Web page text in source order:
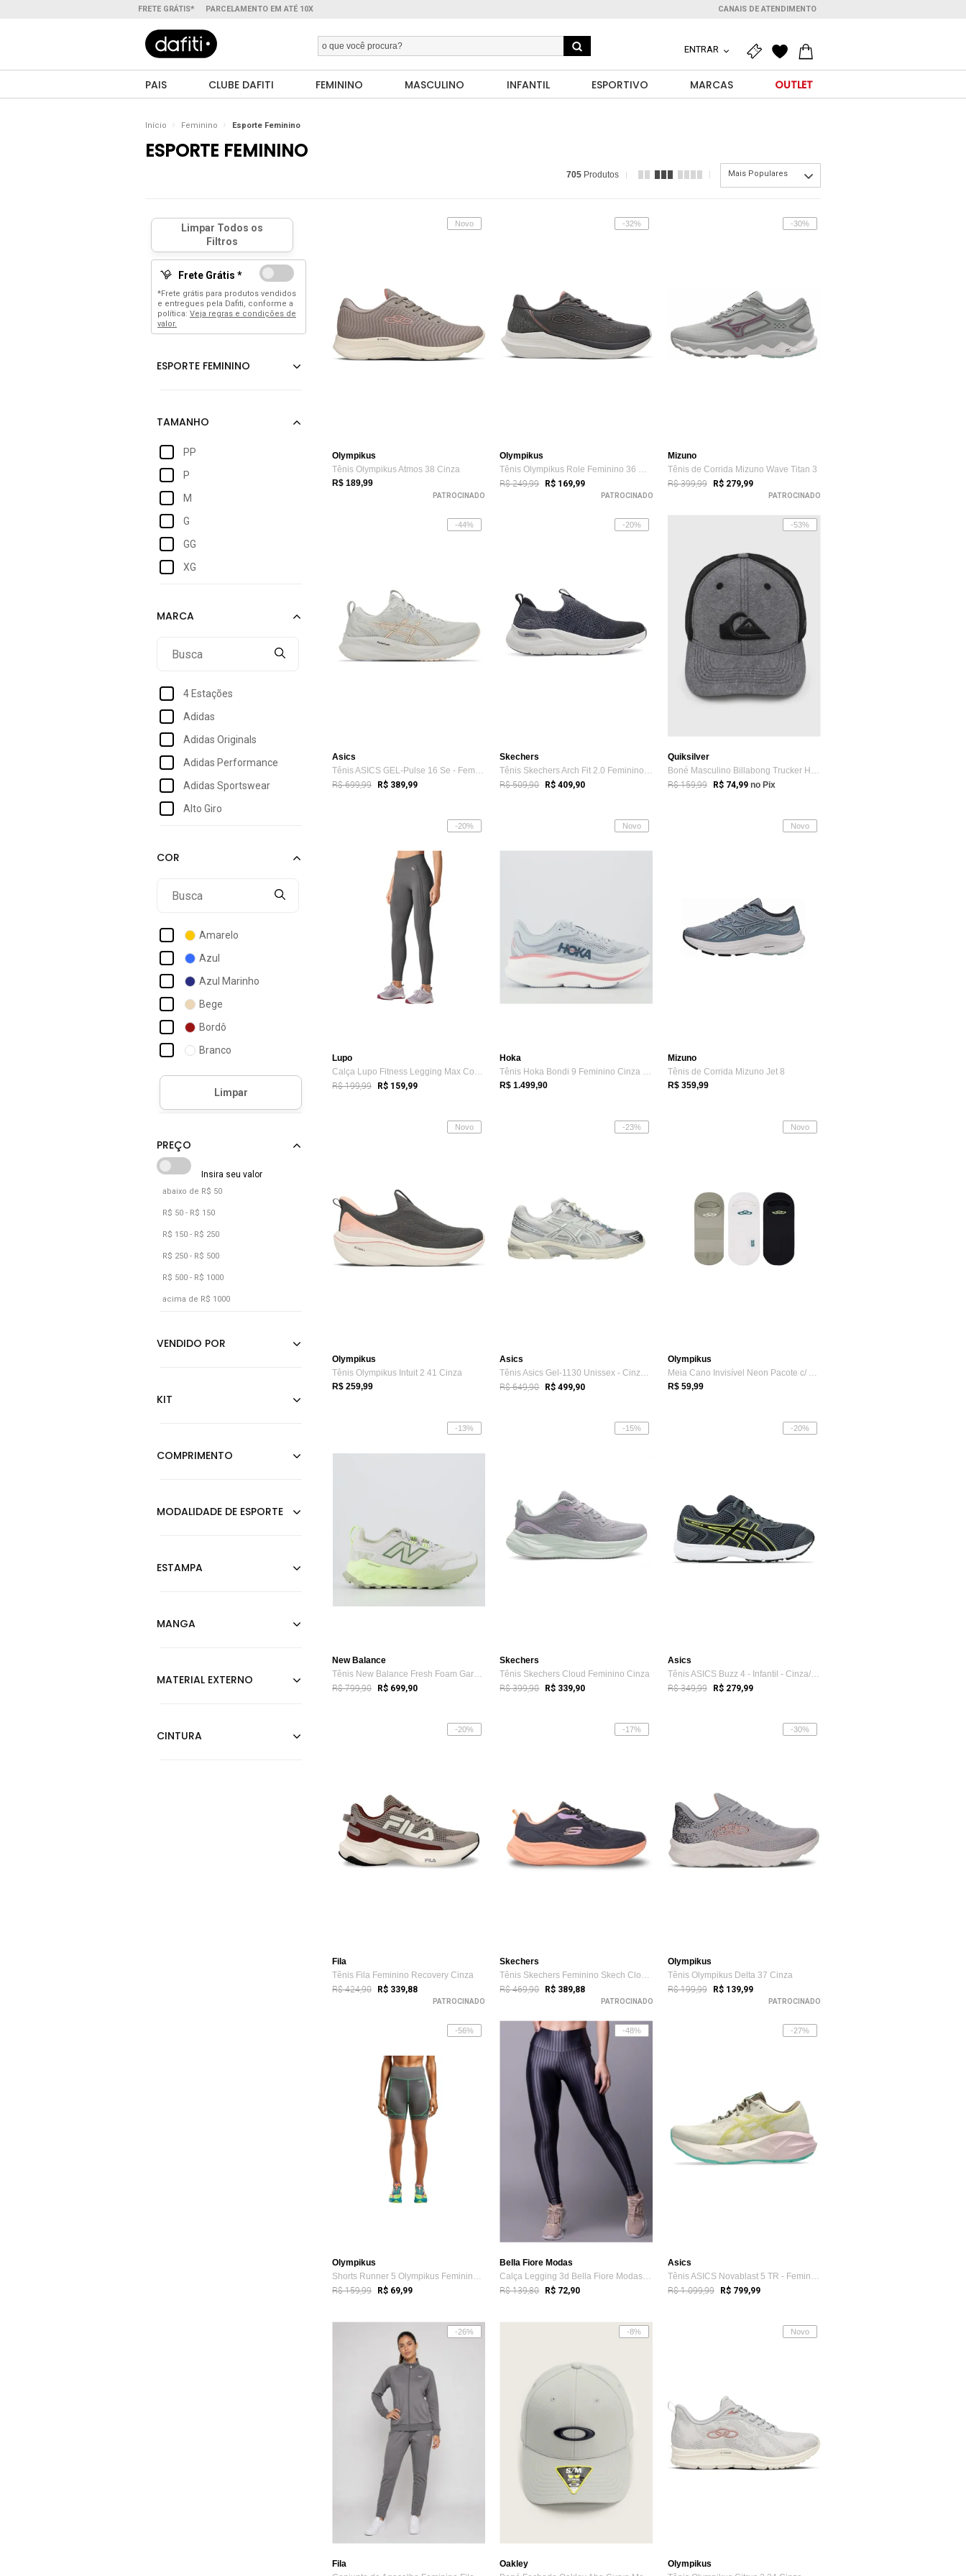
FRETE GRÁTIS* PARCELAMENTO EM ATÉ 10X CANAIS DE ATENDIMENTO
ENTRAR
PAIS CLUBE DAFITI FEMININO MASCULINO INFANTIL ESPORTIVO MARCAS OUTLET
Início Feminino Esporte Feminino
ESPORTE FEMININO
705 Produtos Mais Populares
Frete Grátis *
*Frete grátis para produtos vendidos
e entregues pela Dafiti, conforme a
política: Veja regras e condições de
valor.
PP
P
M
G
GG
XG
4
8
4 Estações
Adidas
Adidas Originals
Adidas Performance
Adidas Sportswear
Alto Giro
Bia Ramos
De Chelles
Amarelo
Azul
Azul Marinho
Bege
Bordô
Branco
Bronze
Café
Cinza
Cobra
Cobre
Coral
Cáqui
Dourado
Grafite
abaixo de R$ 50
R$ 50 - R$ 150
R$ 150 - R$ 250
R$ 250 - R$ 500
R$ 500 - R$ 1000
acima de R$ 1000
Novo
Olympikus
Tênis Olympikus Atmos 38 Cinza
R$ 189,99
PATROCINADO
-32%
Olympikus
Tênis Olympikus Role Feminino 36 Cinza
R$ 249,99 R$ 169,99
PATROCINADO
-30%
Mizuno
Tênis de Corrida Mizuno Wave Titan 3
R$ 399,99 R$ 279,99
PATROCINADO
-44%
Asics
Tênis ASICS GEL-Pulse 16 Se - Feminino -...
R$ 699,99 R$ 389,99
-20%
Skechers
Tênis Skechers Arch Fit 2.0 Feminino Cinza
R$ 509,90 R$ 409,90
-53%
Quiksilver
Boné Masculino Billabong Trucker Heather Cinza
R$ 159,99 R$ 74,99 no Pix
-20%
Lupo
Calça Lupo Fitness Legging Max ConfortFi...
R$ 199,99 R$ 159,99
Novo
Hoka
Tênis Hoka Bondi 9 Feminino Cinza e Branco
R$ 1.499,90
Novo
Mizuno
Tênis de Corrida Mizuno Jet 8
R$ 359,99
Novo
Olympikus
Tênis Olympikus Intuit 2 41 Cinza
R$ 259,99
-23%
Asics
Tênis Asics Gel-1130 Unissex - Cinza - Asics
R$ 649,90 R$ 499,90
Novo
Olympikus
Meia Cano Invisível Neon Pacote c/ 3 par...
R$ 59,99
-13%
New Balance
Tênis New Balance Fresh Foam Garoé V2 Fe...
R$ 799,90 R$ 699,90
-15%
Skechers
Tênis Skechers Cloud Feminino Cinza
R$ 399,90 R$ 339,90
-20%
Asics
Tênis ASICS Buzz 4 - Infantil - Cinza/Amarelo
R$ 349,99 R$ 279,99
-20%
Fila
Tênis Fila Feminino Recovery Cinza
R$ 424,90 R$ 339,88
PATROCINADO
-17%
Skechers
Tênis Skechers Feminino Skech Cloud Gent...
R$ 469,90 R$ 389,88
PATROCINADO
-30%
Olympikus
Tênis Olympikus Delta 37 Cinza
R$ 199,99 R$ 139,99
PATROCINADO
-56%
Olympikus
Shorts Runner 5 Olympikus Feminino P Cinza
R$ 159,99 R$ 69,99
-48%
Bella Fiore Modas
Calça Legging 3d Bella Fiore Modas New Z...
R$ 139,80 R$ 72,90
-27%
Asics
Tênis ASICS Novablast 5 TR - Feminino - ...
R$ 1.099,99 R$ 799,99
-26%
Fila
-8%
Oakley
Novo
Olympikus